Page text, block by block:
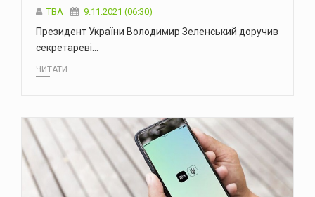
ТВА 9.11.2021 (06:30)
Президент України Володимир Зеленський доручив
секретареві…
ЧИТАТИ...